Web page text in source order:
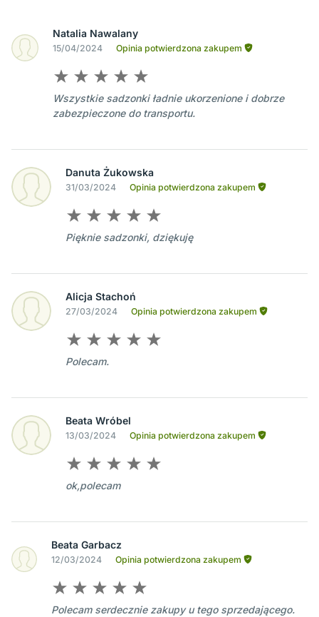
Natalia Nawalany
15/04/2024 Opinia potwierdzona zakupem
Wszystkie sadzonki ładnie ukorzenione i dobrze
zabezpieczone do transportu.
Danuta Żukowska
31/03/2024 Opinia potwierdzona zakupem
Pięknie sadzonki, dziękuję
Alicja Stachoń
27/03/2024 Opinia potwierdzona zakupem
Polecam.
Beata Wróbel
13/03/2024 Opinia potwierdzona zakupem
ok,polecam
Beata Garbacz
12/03/2024 Opinia potwierdzona zakupem
Polecam serdecznie zakupy u tego sprzedającego.